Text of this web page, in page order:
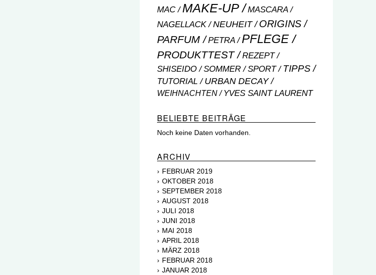
MAC
MAKE-UP MASCARA
NAGELLACK NEUHEIT ORIGINS
PARFUM PETRA PFLEGE
PRODUKTTEST REZEPT
SHISEIDO SOMMER SPORT TIPPS
TUTORIAL URBAN DECAY
WEIHNACHTEN YVES SAINT LAURENT
BELIEBTE BEITRÄGE
Noch keine Daten vorhanden.
ARCHIV
FEBRUAR 2019
OKTOBER 2018
SEPTEMBER 2018
AUGUST 2018
JULI 2018
JUNI 2018
MAI 2018
APRIL 2018
MÄRZ 2018
FEBRUAR 2018
JANUAR 2018